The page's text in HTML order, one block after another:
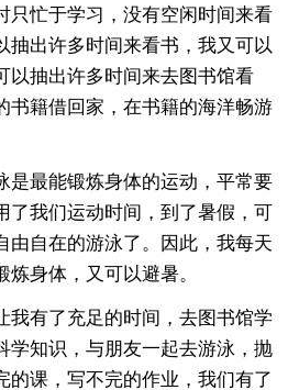
只忙于学习，没有空闲时间来看
抽出许多时间来看书，我又可以
以抽出许多时间来去图书馆看
书籍借回家，在书籍的海洋畅游
是最能锻炼身体的运动，平常要
了我们运动时间，到了暑假，可
由自在的游泳了。因此，我每天
身体，又可以避暑。
我有了充足的时间，去图书馆学
学知识，与朋友一起去游泳，抛
的课，写不完的作业，我们有了